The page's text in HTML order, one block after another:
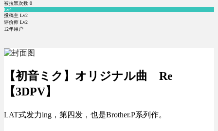
被拉黑次数 0
Lv4
投稿主 Lv2
评价师 Lv2
12年用户
【初音ミク】オリジナル曲 Re
【3DPV】
LAT式发力ing，第四发，也是Brother.P系列作。